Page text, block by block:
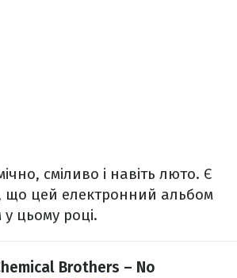
сміливо і навіть люто. Є
що цей електронний альбом
цьому році.
Brothers – No